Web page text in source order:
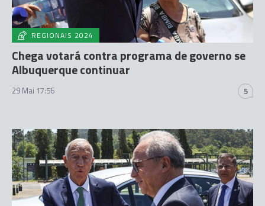
REGIONAIS 2024
Chega votará contra programa de governo se
Albuquerque continuar
29 Mai 17:56 5